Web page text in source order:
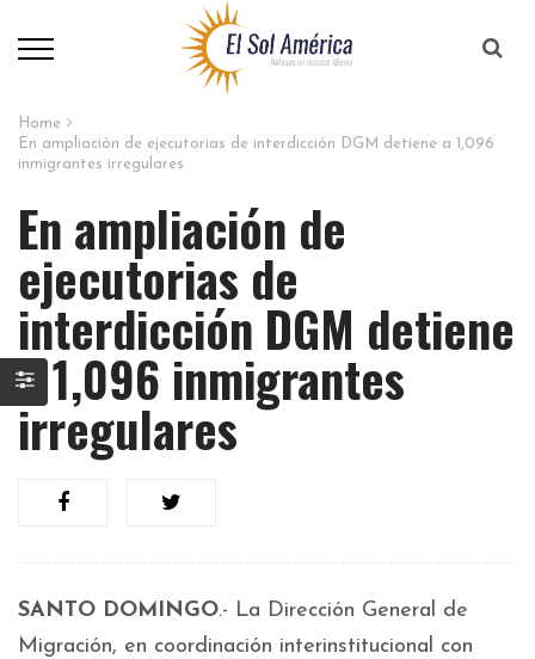
Home
En ampliación de ejecutorias de interdicción DGM detiene a 1,096
inmigrantes irregulares
En ampliación de
ejecutorias de
interdicción DGM detiene
a 1,096 inmigrantes
irregulares
SANTO DOMINGO.- La Dirección General de
Migración, en coordinación interinstitucional con